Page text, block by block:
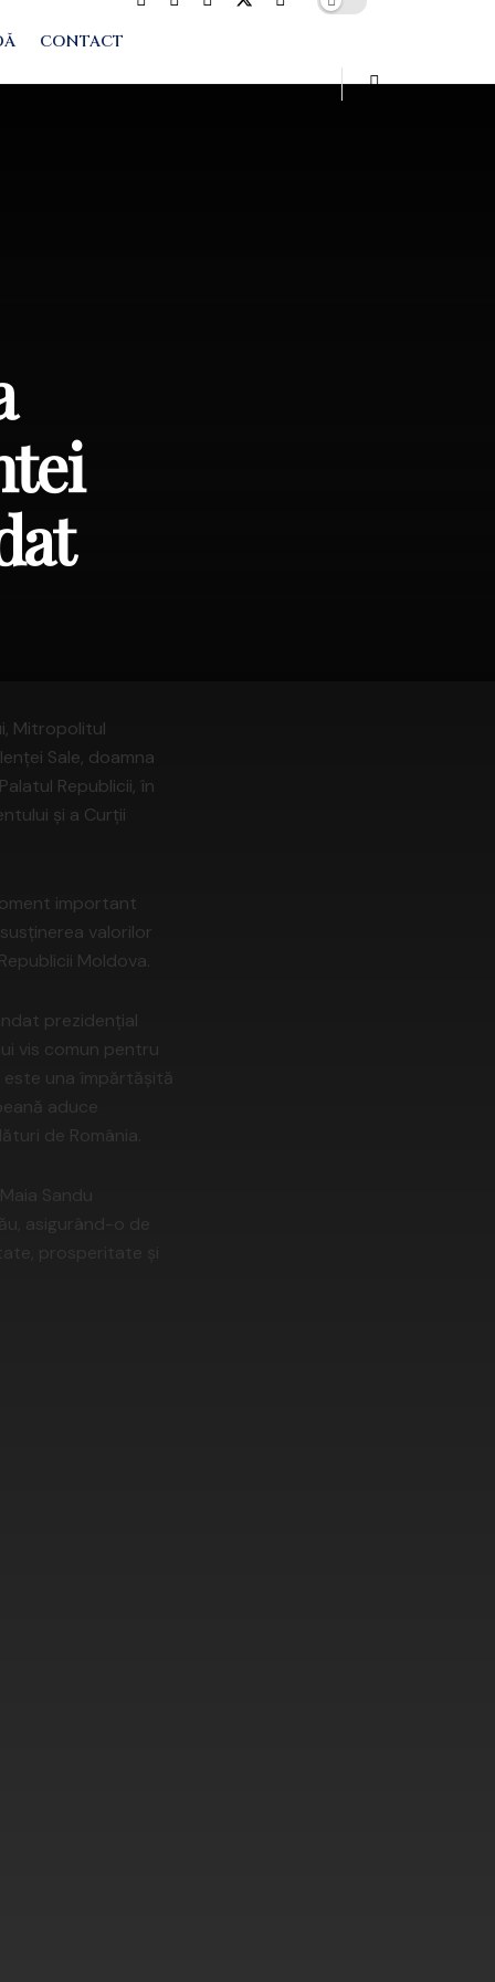
CONTACT
Mitropolitul
Sale, doamna
Republicii, în
și a Curții
important
valorilor
Moldova.
prezidențial
vis comun pentru
este una împărtășită
aduce
de România.
Sandu
asigurând-o de